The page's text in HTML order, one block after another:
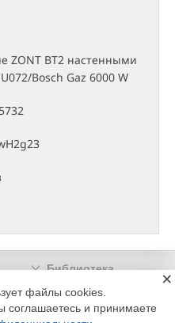
ZONT BT2 настенными
Bosch Gaz 6000 W
Библиотека
Реклама
файлы cookies.
соглашаетесь и принимаете
×